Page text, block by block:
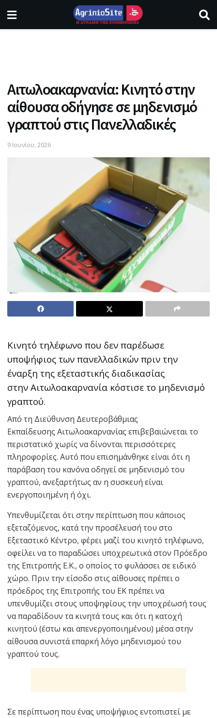
Αιτωλοακαρνανία: Κινητό στην
αίθουσα οδήγησε σε μηδενισμό
γραπτού στις Πανελλαδικές
9 Ιουνίου, 2026
Κινητό τηλέφωνο που δεν παρέδωσε
υποψήφιος των πανελλαδικών πριν την
έναρξη της εξεταστικής διαδικασίας
στην Αιτωλοακαρνανία κόστισε το μηδενισμό
γραπτού.
Από τη Διεύθυνση Δευτεροβάθμιας
Εκπαίδευσης Αιτωλοακαρνανίας επιβεβαιώνεται το
περιστατικό χωρίς να δίνονται περισσότερες
πληροφορίες. Αυτό που επισημάνθηκε είναι ότι η
παράβαση του κανόνα οδηγεί σε μηδενισμό του
γραπτού, ανεξαρτήτως αν η συσκευή είναι
ενεργοποιημένη ή όχι.
Υπενθυμίζεται ότι στην περίπτωση που κάποιος
εξεταζόμενος, κατά την προσέλευσή του στο
Εξεταστικό Κέντρο, φέρει μαζί του κινητό τηλέφωνο,
οφείλει να το παραδώσει υποχρεωτικά στον Πρόεδρο
της Επιτροπής Ε.Κ., ο οποίος το φυλάσσει σε ειδικό
χώρο. Πριν την είσοδο στις αίθουσες πρέπει ο
πρόεδρος της Επιτροπής του ΕΚ πρέπει να
υπενθυμίζει στους υποψηφίους την υποχρέωσή τους
να παραδίδουν τα κινητά τους και ότι η κατοχή
κινητού (έστω και απενεργοποιημένου) μέσα στην
αίθουσα συνιστά επαρκή λόγο μηδενισμού του
γραπτού τους.
Σε περίπτωση που ένας υποψήφιος εντοπιστεί με